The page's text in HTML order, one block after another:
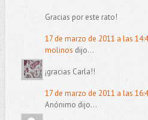
Gracias por este rato!
17 de marzo de 2011 a las
molinos dijo...
¡gracias Carla!!
17 de marzo de 2011 a las
Anónimo dijo...